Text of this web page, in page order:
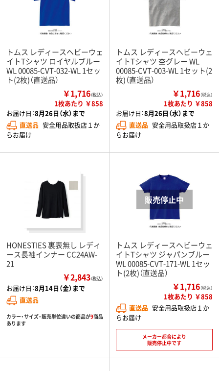
トムス レディースヘビーウェ
イトTシャツ ロイヤルブルー
WL 00085-CVT-032-WL 1セッ
ト(2枚)（直送品）
￥1,716（税込）
1枚あたり ￥858
お届け日：8月26日（水）まで
直送品 安全用品取扱店１か
らお届け
トムス レディースヘビーウェ
イトTシャツ 杢グレー WL
00085-CVT-003-WL 1セット(2
枚)（直送品）
￥1,716（税込）
1枚あたり ￥858
お届け日：8月26日（水）まで
直送品 安全用品取扱店１か
らお届け
HONESTIES 裏表無し レディ
ース長袖インナー CC24AW-
21
￥2,843（税込）
お届け日：8月14日（金）まで
直送品
カラー・サイズ・販売単位違いの商品が9商品
あります
トムス レディースヘビーウェ
イトTシャツ ジャパンブルー
WL 00085-CVT-171-WL 1セッ
ト(2枚)（直送品）
￥1,716（税込）
1枚あたり ￥858
直送品 安全用品取扱店１か
らお届け
メーカー都合により
販売停止中です